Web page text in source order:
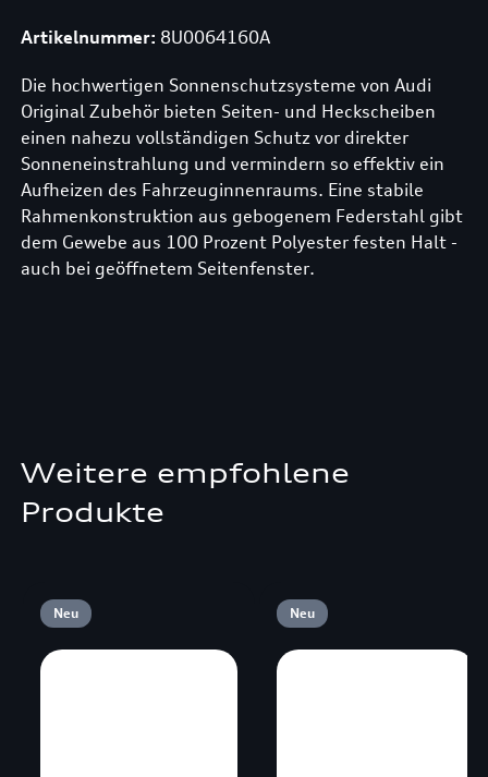
Artikelnummer: 8U0064160A
Die hochwertigen Sonnenschutzsysteme von Audi
Original Zubehör bieten Seiten- und Heckscheiben
einen nahezu vollständigen Schutz vor direkter
Sonneneinstrahlung und vermindern so effektiv ein
Aufheizen des Fahrzeuginnenraums. Eine stabile
Rahmenkonstruktion aus gebogenem Federstahl gibt
dem Gewebe aus 100 Prozent Polyester festen Halt -
auch bei geöffnetem Seitenfenster.
Weitere empfohlene
Produkte
Neu Neu